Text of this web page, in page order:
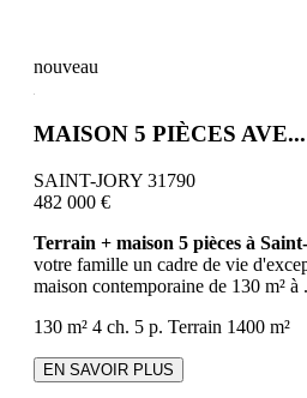
nouveau
MAISON 5 PIÈCES AVE...
SAINT-JORY 31790
482 000 €
Terrain + maison 5 pièces à
votre famille un cadre de vie
maison contemporaine de 130 m² à
130 m² 4 ch. 5 p. Terrain 1400 m²
EN SAVOIR PLUS